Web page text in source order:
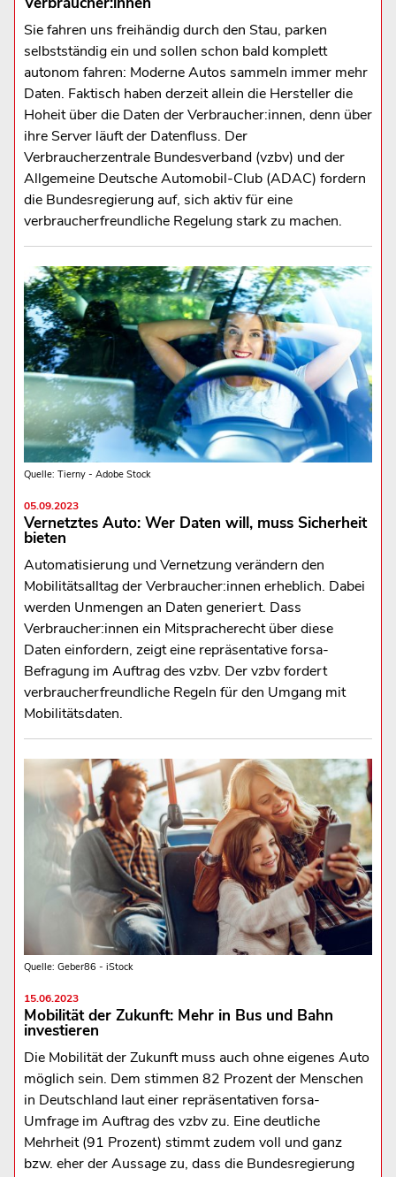
Sie fahren uns freihändig durch den Stau, parken
selbstständig ein und sollen schon bald komplett
autonom fahren: Moderne Autos sammeln immer mehr
Daten. Faktisch haben derzeit allein die Hersteller die
Hoheit über die Daten der Verbraucher:innen, denn über
ihre Server läuft der Datenfluss. Der
Verbraucherzentrale Bundesverband (vzbv) und der
Allgemeine Deutsche Automobil-Club (ADAC) fordern
die Bundesregierung auf, sich aktiv für eine
verbraucherfreundliche Regelung stark zu machen.
Quelle: Tierny - Adobe Stock
05.09.2023
Vernetztes Auto: Wer Daten will, muss Sicherheit
bieten
Automatisierung und Vernetzung verändern den
Mobilitätsalltag der Verbraucher:innen erheblich. Dabei
werden Unmengen an Daten generiert. Dass
Verbraucher:innen ein Mitspracherecht über diese
Daten einfordern, zeigt eine repräsentative forsa-
Befragung im Auftrag des vzbv. Der vzbv fordert
verbraucherfreundliche Regeln für den Umgang mit
Mobilitätsdaten.
Quelle: Geber86 - iStock
15.06.2023
Mobilität der Zukunft: Mehr in Bus und Bahn
investieren
Die Mobilität der Zukunft muss auch ohne eigenes Auto
möglich sein. Dem stimmen 82 Prozent der Menschen
in Deutschland laut einer repräsentativen forsa-
Umfrage im Auftrag des vzbv zu. Eine deutliche
Mehrheit (91 Prozent) stimmt zudem voll und ganz
bzw. eher der Aussage zu, dass die Bundesregierung